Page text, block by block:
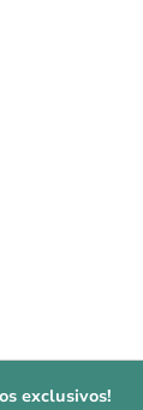
exclusivos!